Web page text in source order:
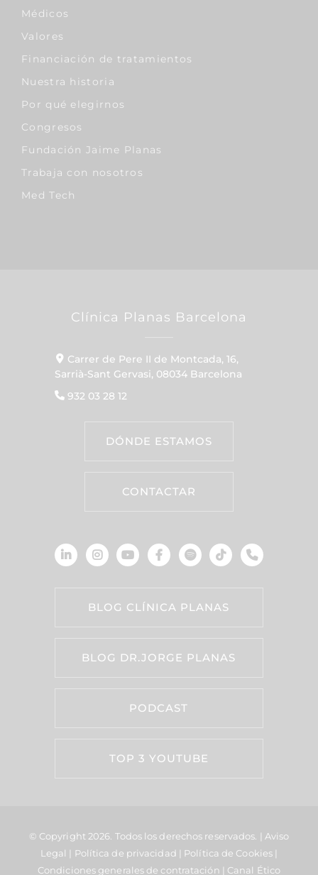
Médicos
Valores
Financiación de tratamientos
Nuestra historia
Por qué elegirnos
Congresos
Fundación Jaime Planas
Trabaja con nosotros
Med Tech
Clínica Planas Barcelona
Carrer de Pere II de Montcada, 16,
Sarrià-Sant Gervasi, 08034 Barcelona
932 03 28 12
DÓNDE ESTAMOS
CONTACTAR
BLOG CLÍNICA PLANAS
BLOG DR.JORGE PLANAS
PODCAST
TOP 3 YOUTUBE
© Copyright 2026. Todos los derechos reservados. | Aviso
Legal | Política de privacidad | Política de Cookies |
Condiciones generales de contratación | Canal Ético